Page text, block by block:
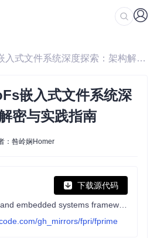
/ FPrime MicroFs嵌入式文件系统深度探索：架构解密与实践指南
嵌入式文件系统深
密与实践指南
：咎岭娴Homer
下载源代码
gh_mirrors/fpri/fprime